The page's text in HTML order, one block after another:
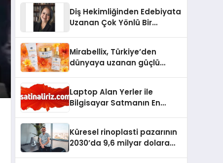
Diş Hekimliğinden Edebiyata
Uzanan Çok Yönlü Bir
Mirabellix, Türkiye’den
dünyaya uzanan güçlü
Laptop Alan Yerler ile
Bilgisayar Satmanın En
Küresel rinoplasti pazarının
2030’da 9,6 milyar dolara